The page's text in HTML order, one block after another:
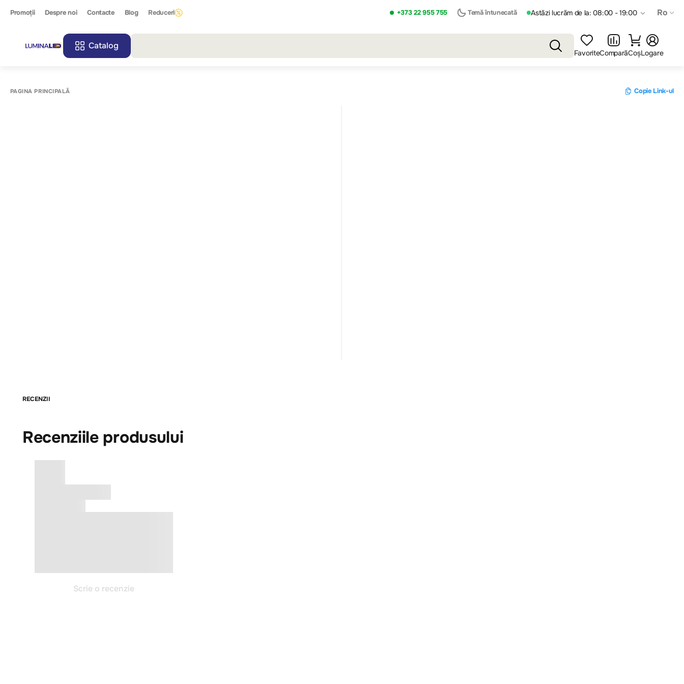
Promoții Despre noi Contacte Blog Reduceri +373 22 955 755 Temă întunecată Astăzi lucrăm de la: 08:00 - 19:00 Ro
Catalog
FavoriteComparăCoșLogare
PAGINA PRINCIPALĂ Copie Link-ul
RECENZII
Recenziile produsului
Scrie o recenzie